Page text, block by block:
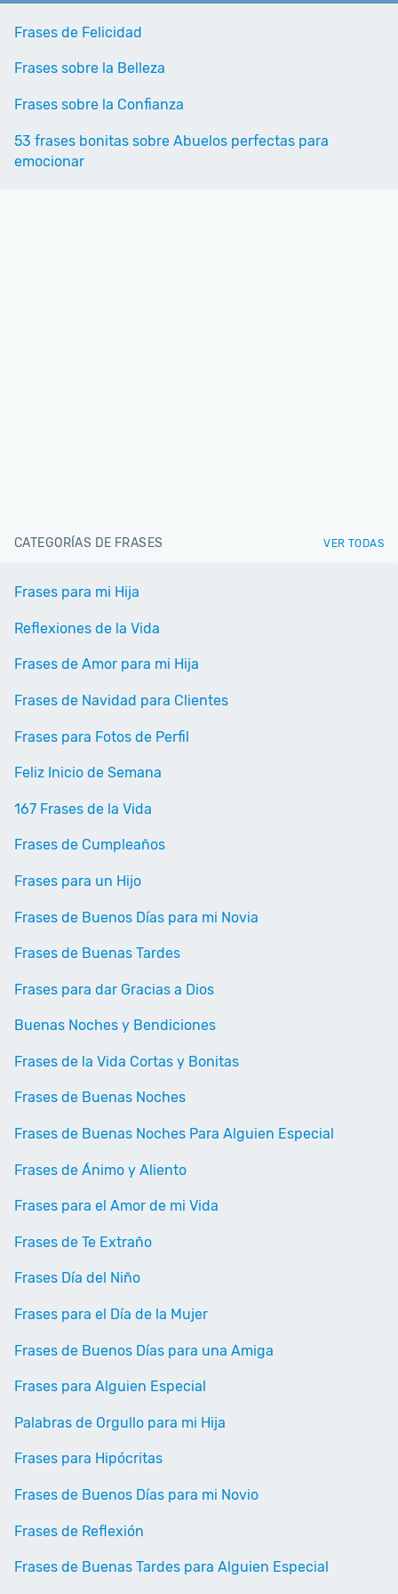
Frases de Felicidad
Frases sobre la Belleza
Frases sobre la Confianza
53 frases bonitas sobre Abuelos perfectas para
emocionar
CATEGORÍAS DE FRASES VER TODAS
Frases para mi Hija
Reflexiones de la Vida
Frases de Amor para mi Hija
Frases de Navidad para Clientes
Frases para Fotos de Perfil
Feliz Inicio de Semana
167 Frases de la Vida
Frases de Cumpleaños
Frases para un Hijo
Frases de Buenos Días para mi Novia
Frases de Buenas Tardes
Frases para dar Gracias a Dios
Buenas Noches y Bendiciones
Frases de la Vida Cortas y Bonitas
Frases de Buenas Noches
Frases de Buenas Noches Para Alguien Especial
Frases de Ánimo y Aliento
Frases para el Amor de mi Vida
Frases de Te Extraño
Frases Día del Niño
Frases para el Día de la Mujer
Frases de Buenos Días para una Amiga
Frases para Alguien Especial
Palabras de Orgullo para mi Hija
Frases para Hipócritas
Frases de Buenos Días para mi Novio
Frases de Reflexión
Frases de Buenas Tardes para Alguien Especial